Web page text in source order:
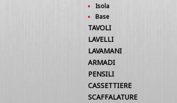
Isola
Base
TAVOLI
LAVELLI
LAVAMANI
ARMADI
PENSILI
CASSETTIERE
SCAFFALATURE